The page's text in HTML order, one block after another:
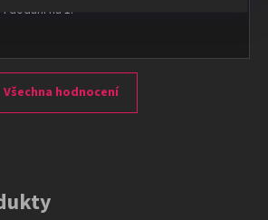
dodání na 1.
Všechna hodnocení